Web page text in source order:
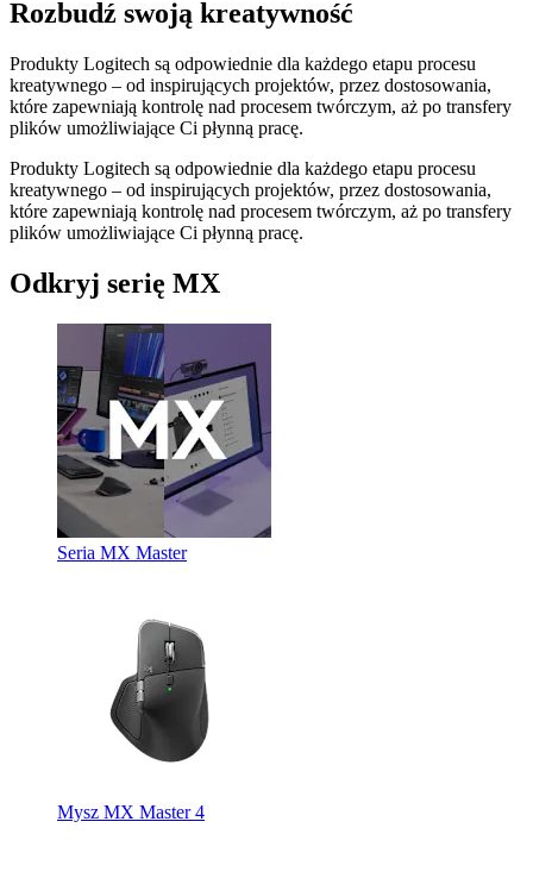
Rozbudź swoją kreatywność
Produkty Logitech są odpowiednie dla każdego etapu procesu
kreatywnego – od inspirujących projektów, przez dostosowania,
które zapewniają kontrolę nad procesem twórczym, aż po transfery
plików umożliwiające Ci płynną pracę.
Produkty Logitech są odpowiednie dla każdego etapu procesu
kreatywnego – od inspirujących projektów, przez dostosowania,
które zapewniają kontrolę nad procesem twórczym, aż po transfery
plików umożliwiające Ci płynną pracę.
Odkryj serię MX
Seria MX Master
Mysz MX Master 4